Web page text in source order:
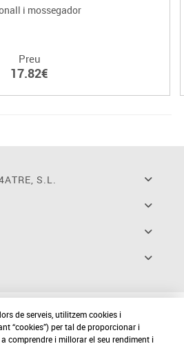
i mossegador
Preu
17.82€
S.L.
de serveis, utilitzem cookies i
“cookies”) per tal de proporcionar i
comprendre i millorar el seu rendiment i